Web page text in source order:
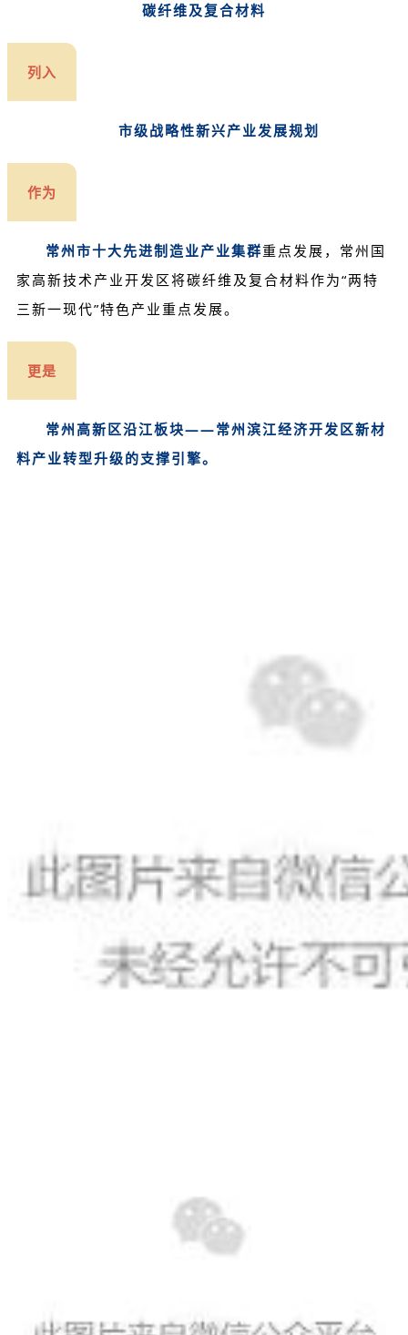
碳纤维及复合材料
列入
市级战略性新兴产业发展规划
作为
常州市十大先进制造业产业集群重点发展，常州国
家高新技术产业开发区将碳纤维及复合材料作为“两特
三新一现代”特色产业重点发展。
更是
常州高新区沿江板块——常州滨江经济开发区新材
料产业转型升级的支撑引擎。